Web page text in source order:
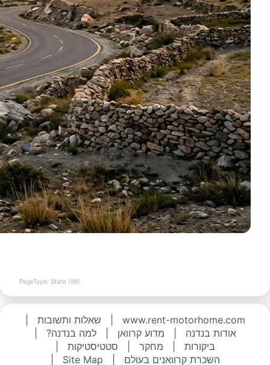
PageType: State (99)
www.rent-motorhome.com שאלות ותשובות
אודות בנדנה
מדוע קרוואן למה בנדנה?
ביקורות
מחקר סטטיסטיקות
השכרת קרוואנים בעולם
Site Map